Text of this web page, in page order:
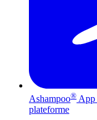
Ashampoo® App
plateforme